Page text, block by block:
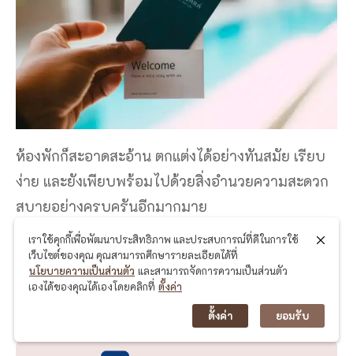
ห้องพักก็สะอาดสะอ้าน ตกแต่งได้อย่างทันสมัย เรียบ
ง่าย และยังเพียบพร้อมไปด้วยสิ่งอำนวยความสะดวก
สบายอย่างครบครันอีกมากมาย
เช็คราคาและจองห้องพัก
Agoda Thailand
เราใช้คุกกี้เพื่อพัฒนาประสิทธิภาพ และประสบการณ์ที่ดีในการใช้
เว็บไซต์ของคุณ คุณสามารถศึกษารายละเอียดได้ที่
นโยบายความเป็นส่วนตัว และสามารถจัดการความเป็นส่วนตัว
เองได้ของคุณได้เองโดยคลิกที่ ตั้งค่า
ตั้งค่า ยอมรับ